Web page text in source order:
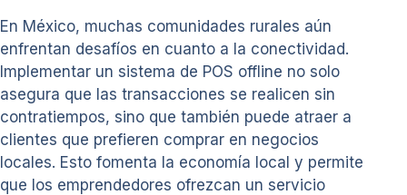
En México, muchas comunidades rurales aún
enfrentan desafíos en cuanto a la conectividad.
Implementar un sistema de POS offline no solo
asegura que las transacciones se realicen sin
contratiempos, sino que también puede atraer a
clientes que prefieren comprar en negocios
locales. Esto fomenta la economía local y permite
que los emprendedores ofrezcan un servicio